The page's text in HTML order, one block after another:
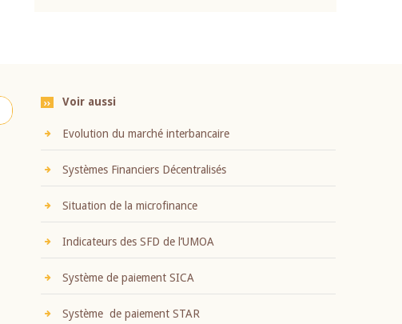
Voir aussi
Evolution du marché interbancaire
Systèmes Financiers Décentralisés
Situation de la microfinance
Indicateurs des SFD de l’UMOA
Système de paiement SICA
Système de paiement STAR